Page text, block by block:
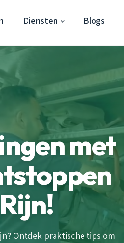
Diensten Blogs
met
Ontdek praktische tips om